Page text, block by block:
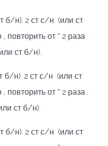
б/н). 2 ст с/н (или ст
от * 2 раза .
ст б/н).
б/н). 2 ст с/н (или ст
от * 2 раза .
ст б/н).
б/н). 2 ст с/н (или ст